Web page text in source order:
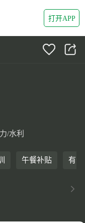
打开APP
/水利
午餐补贴 有晋